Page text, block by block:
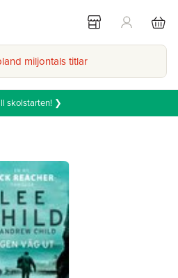
miljontals titlar
skolstarten! ❯